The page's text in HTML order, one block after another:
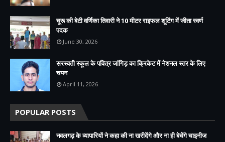
चूरू की बेटी वर्णिका तिवारी ने 10 मीटर राइफल शूटिंग में जीता स्वर्ण
पदक
June 30, 2026
सरस्वती स्कूल के पवित्र जांगिड़ का क्रिकेट में नेशनल स्तर के लिए
चयन
April 11, 2026
POPULAR POSTS
नवलगढ़ के व्यापारियों ने कहा की ना खरीदेंगे और ना ही बेचेंगे चाइनीज